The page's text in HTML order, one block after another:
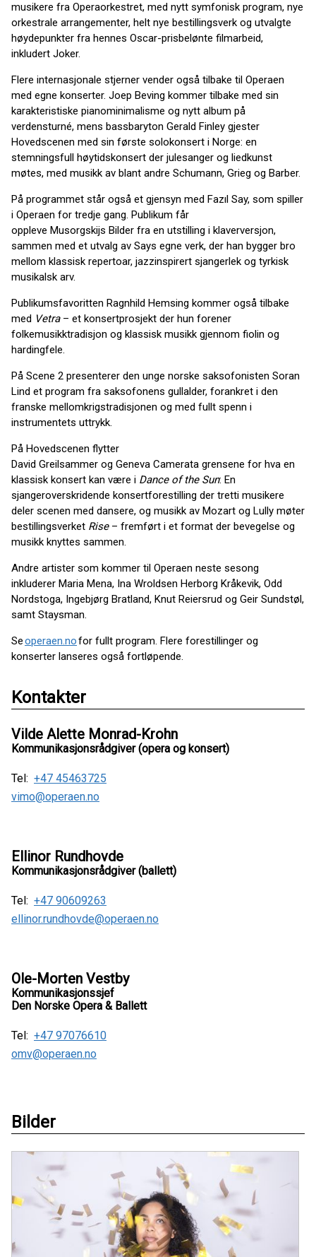
musikere fra Operaorkestret, med nytt symfonisk program, nye
orkestrale arrangementer, helt nye bestillingsverk og utvalgte
høydepunkter fra hennes Oscar-prisbelønte filmarbeid,
inkludert Joker.
Flere internasjonale stjerner vender også tilbake til Operaen
med egne konserter. Joep Beving kommer tilbake med sin
karakteristiske pianominimalisme og nytt album på
verdensturné, mens bassbaryton Gerald Finley gjester
Hovedscenen med sin første solokonsert i Norge: en
stemningsfull høytidskonsert der julesanger og liedkunst
møtes, med musikk av blant andre Schumann, Grieg og Barber.
På programmet står også et gjensyn med Fazıl Say, som spiller
i Operaen for tredje gang. Publikum får
oppleve Musorgskijs Bilder fra en utstilling i klaverversjon,
sammen med et utvalg av Says egne verk, der han bygger bro
mellom klassisk repertoar, jazzinspirert sjangerlek og tyrkisk
musikalsk arv.
Publikumsfavoritten Ragnhild Hemsing kommer også tilbake
med Vetra– et konsertprosjekt der hun forener
folkemusikktradisjon og klassisk musikk gjennom fiolin og
hardingfele.
På Scene 2 presenterer den unge norske saksofonisten Soran
Lind et program fra saksofonens gullalder, forankret i den
franske mellomkrigstradisjonen og med fullt spenn i
instrumentets uttrykk.
På Hovedscenen flytter
David Greilsammer og Geneva Camerata grensene for hva en
klassisk konsert kan være i Dance of the Sun: En
sjangeroverskridende konsertforestilling der tretti musikere
deler scenen med dansere, og musikk av Mozart og Lully møter
bestillingsverket Rise– fremført i et format der bevegelse og
musikk knyttes sammen.
Andre artister som kommer til Operaen neste sesong
inkluderer Maria Mena, Ina Wroldsen Herborg Kråkevik, Odd
Nordstoga, Ingebjørg Bratland, Knut Reiersrud og Geir Sundstøl,
samt Staysman.
Seoperaen.nofor fullt program. Flere forestillinger og
konserter lanseres også fortløpende.
Kontakter
Vilde Alette Monrad-Krohn
Kommunikasjonsrådgiver (opera og konsert)
Tel: +47 45463725
vimo@operaen.no
Ellinor Rundhovde
Kommunikasjonsrådgiver (ballett)
Tel: +47 90609263
ellinor.rundhovde@operaen.no
Ole-Morten Vestby
Kommunikasjonssjef
Den Norske Opera & Ballett
Tel: +47 97076610
omv@operaen.no
Bilder